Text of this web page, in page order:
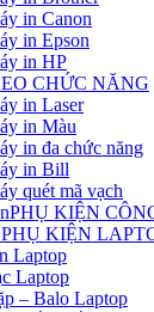
in Canon
in Epson
in HP
CHỨC NĂNG
in Laser
in Màu
in đa chức năng
in Bill
quét mã vạch
PHỤ KIỆN
KIỆN
Laptop
Laptop
– Balo Laptop